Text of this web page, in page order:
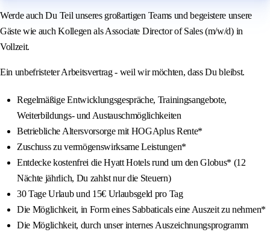
Werde auch Du Teil unseres großartigen Teams und begeistere unsere
Gäste wie auch Kollegen als Associate Director of Sales (m/w/d) in
Vollzeit.
Ein unbefristeter Arbeitsvertrag - weil wir möchten, dass Du bleibst.
Regelmäßige Entwicklungsgespräche, Trainingsangebote,
Weiterbildungs- und Austauschmöglichkeiten
Betriebliche Altersvorsorge mit HOGAplus Rente*
Zuschuss zu vermögenswirksame Leistungen*
Entdecke kostenfrei die Hyatt Hotels rund um den Globus* (12
Nächte jährlich, Du zahlst nur die Steuern)
30 Tage Urlaub und 15€ Urlaubsgeld pro Tag
Die Möglichkeit, in Form eines Sabbaticals eine Auszeit zu nehmen*
Die Möglichkeit, durch unser internes Auszeichnungsprogramm